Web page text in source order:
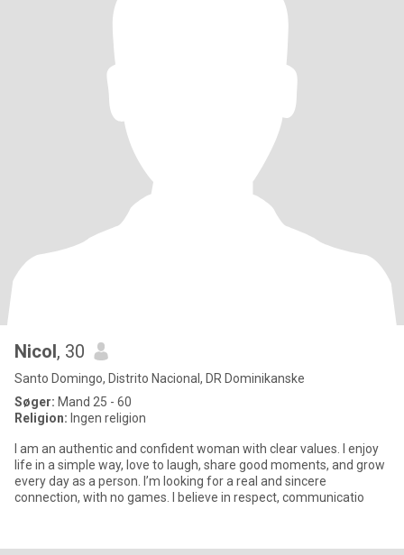
Nicol, 30
Santo Domingo, Distrito Nacional, DR Dominikanske
Søger: Mand 25 - 60
Religion: Ingen religion
I am an authentic and confident woman with clear values. I enjoy
life in a simple way, love to laugh, share good moments, and grow
every day as a person. I’m looking for a real and sincere
connection, with no games. I believe in respect, communicatio